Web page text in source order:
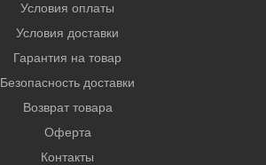
Условия оплаты
Условия доставки
Гарантия на товар
Безопасность доставки
Возврат товара
Оферта
Контакты